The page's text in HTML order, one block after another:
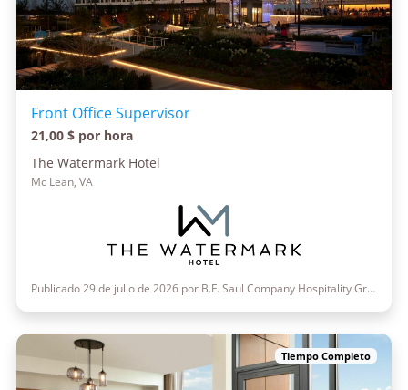
Front Office Supervisor
21,00 $ por hora
The Watermark Hotel
Mc Lean, VA
Publicado 29 de julio de 2026 por B.F. Saul Company Hospitality Group
Tiempo Completo